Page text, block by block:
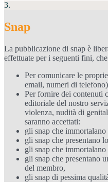
3.
Snap
La pubblicazione di snap è
effettuate per i seguenti fini,
Per comunicare le
email, numeri di telefono)
Per fornire dei contenuti
editoriale del nostro
violenza, nudità di
saranno accettati:
gli snap che
gli snap che presentano
gli snap che
gli snap che presentano
del membro,
gli snap di pessima